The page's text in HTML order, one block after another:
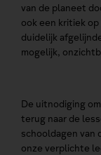
van de planeet
ook een kritiek op
duidelijk
mogelijk,
De uitnodiging om
terug naar de
schooldagen van
onze verplichte